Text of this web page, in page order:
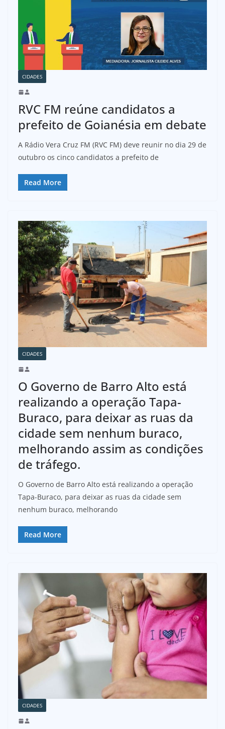
CIDADES
RVC FM reúne candidatos a
prefeito de Goianésia em debate
A Rádio Vera Cruz FM (RVC FM) deve reunir no dia 29 de
outubro os cinco candidatos a prefeito de
Read More
CIDADES
O Governo de Barro Alto está
realizando a operação Tapa-
Buraco, para deixar as ruas da
cidade sem nenhum buraco,
melhorando assim as condições
de tráfego.
O Governo de Barro Alto está realizando a operação
Tapa-Buraco, para deixar as ruas da cidade sem
nenhum buraco, melhorando
Read More
CIDADES